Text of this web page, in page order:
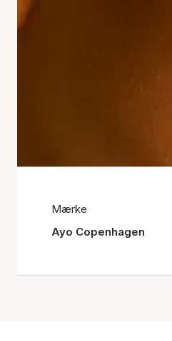
Mærke
Ayo Copenhagen